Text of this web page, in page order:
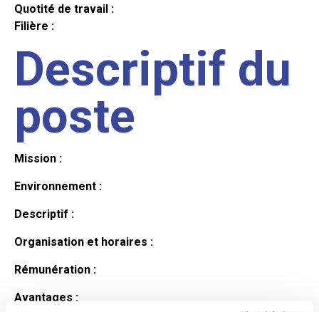
Quotité de travail :
Filière :
Descriptif du
poste
Mission :
Environnement :
Descriptif :
Organisation et horaires :
Rémunération :
Avantages :